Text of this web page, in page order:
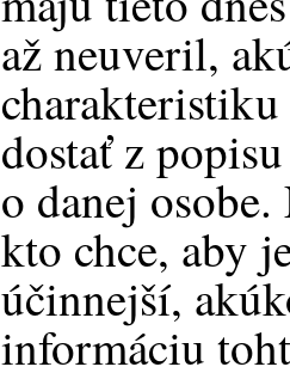
až neuveril,
dostať z
o danej
kto chce, aby
účinnejší,
informáciu